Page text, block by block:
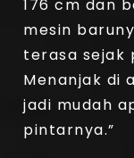
176 cm dan
mesin
terasa sejak
Menanjak di
jadi mudah
pintarnya.”